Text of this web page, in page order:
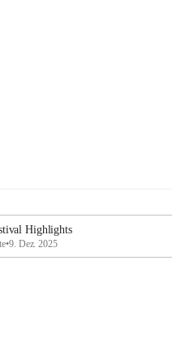
Highlights
•9. Dez. 2025